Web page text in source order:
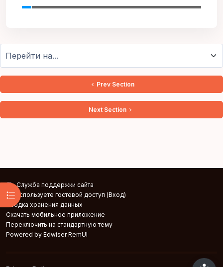
Открыть оглавление курса
Prev Section
Перейти на...
Next Section
Служба поддержки сайта
Вы используете гостевой доступ (Вход)
Сводка хранения данных
Скачать мобильное приложение
Переключить на стандартную тему
Powered by Edwiser RemUI